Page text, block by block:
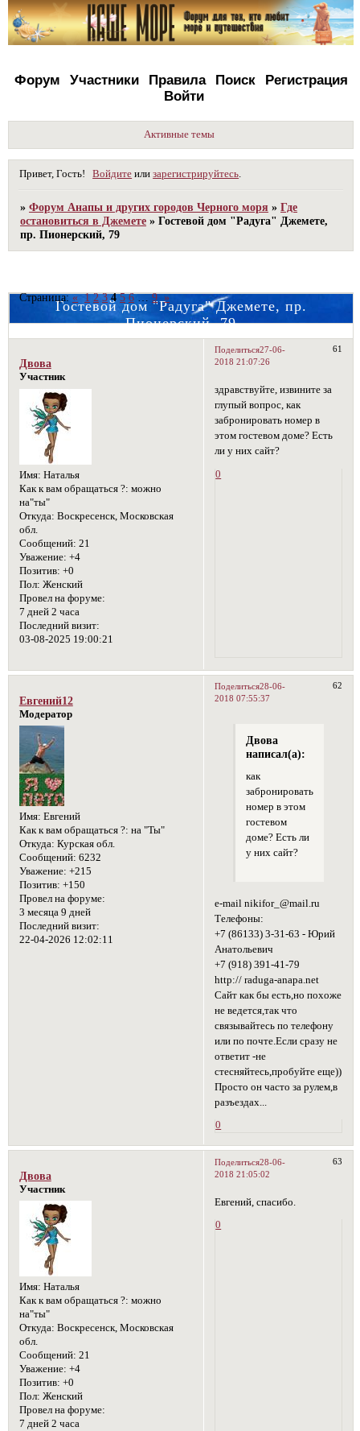
Форум Участники Правила Поиск
Регистрация
Войти
Активные темы
Привет, Гость! Войдите илизарегистрируйтесь
»Форум Анапы и других городов Черного моря »Где
остановиться в Джемете »Гостевой дом "Радуга" Джемете,
пр. Пионерский, 79
Гостевой дом "Радуга" Джемете, пр.
Пионерский, 79
Страница:« 1 2 3 4 5 6 … 9 »
Поделиться 61
27-06-
2018 21:07:26
Двова
Участник
Имя: Наталья
Как к вам обращаться ?: можно
на"ты"
Откуда: Воскресенск, Московская
обл.
Сообщений: 21
Уважение: +4
Позитив: +0
Пол: Женский
Провел на форуме:
7 дней 2 часа
Последний визит:
03-08-2025 19:00:21
здравствуйте, извините за
глупый вопрос, как
забронировать номер в
этом гостевом доме? Есть
ли у них сайт?
0
Поделиться 62
28-06-
2018 07:55:37
Евгений12
Модератор
Имя: Евгений
Как к вам обращаться ?: на "Ты"
Откуда: Курская обл.
Сообщений: 6232
Уважение: +215
Позитив: +150
Провел на форуме:
3 месяца 9 дней
Последний визит:
22-04-2026 12:02:11
Двова
написал(а):
как
забронировать
номер в этом
гостевом
доме? Есть ли
у них сайт?
e-mail nikifor_@mail.ru
Телефоны:
+7 (86133) 3-31-63 - Юрий
Анатольевич
+7 (918) 391-41-79
http:// raduga-anapa.net
Сайт как бы есть,но похоже
не ведется,так что
связывайтесь по телефону
или по почте.Если сразу не
ответит -не
стесняйтесь,пробуйте еще))
Просто он часто за рулем,в
разъездах...
0
Поделиться 63
28-06-
2018 21:05:02
Двова
Участник
Имя: Наталья
Как к вам обращаться ?: можно
на"ты"
Откуда: Воскресенск, Московская
обл.
Сообщений: 21
Уважение: +4
Позитив: +0
Пол: Женский
Провел на форуме:
7 дней 2 часа
Евгений, спасибо.
0